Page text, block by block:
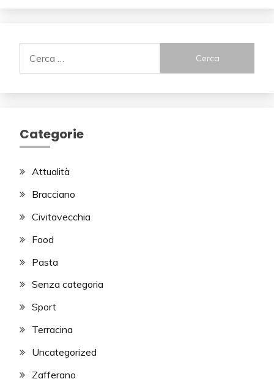
per:
Categorie
Attualità
Bracciano
Civitavecchia
Food
Pasta
Senza categoria
Sport
Terracina
Uncategorized
Zafferano